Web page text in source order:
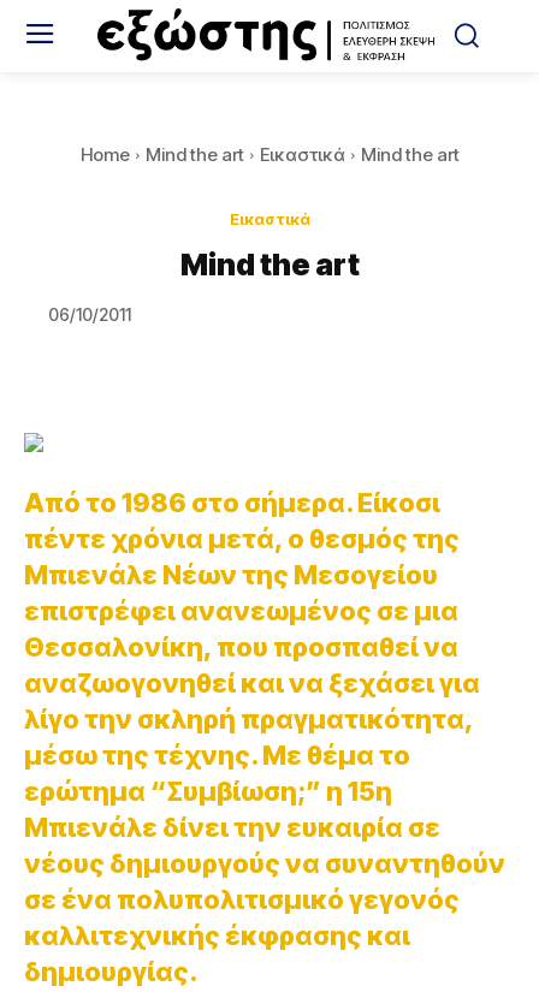
Home Mind the art Εικαστικά Mind the art
Εικαστικά
Mind the art
06/10/2011
Από το 1986 στο σήμερα. Είκοσι
πέντε χρόνια μετά, ο θεσμός της
Μπιενάλε Νέων της Μεσογείου
επιστρέφει ανανεωμένος σε μια
Θεσσαλονίκη, που προσπαθεί να
αναζωογονηθεί και να ξεχάσει για
λίγο την σκληρή πραγματικότητα,
μέσω της τέχνης. Με θέμα το
ερώτημα “Συμβίωση;” η 15η
Μπιενάλε δίνει την ευκαιρία σε
νέους δημιουργούς να συναντηθούν
σε ένα πολυπολιτισμικό γεγονός
καλλιτεχνικής έκφρασης και
δημιουργίας.